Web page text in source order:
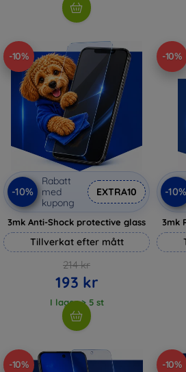
-10%
-10%
Rabatt
med
kupong
EXTRA10
3mk Anti-Shock protective glass
Tillverkat efter mått
214 kr
193 kr
I lager > 5 st
-10%
-10%
3mk
-10% -10%